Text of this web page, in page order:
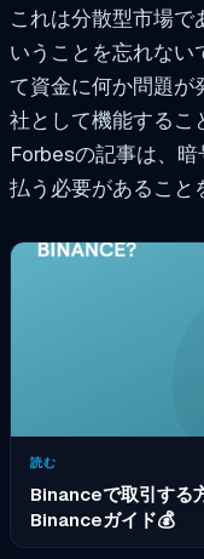
これは分散型市場で
いうことを忘れない
て資金に何か問題が
社として機能するこ
Forbesの記事は、
払う必要があること
読む
Binanceで取引する
Binanceガイド💰